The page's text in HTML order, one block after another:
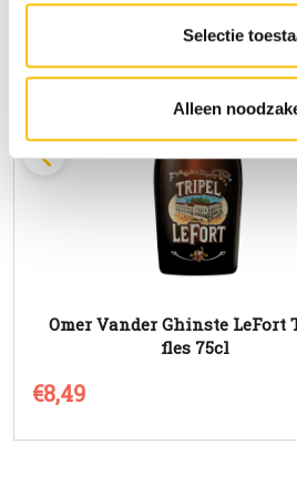
Selectie
Alleen
Omer Vander Ghinste LeFort
fles 75cl
€8,49